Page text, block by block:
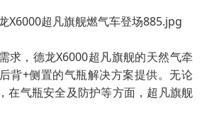
求，德龙X6000超凡旗舰的天然气牵
背+侧置的气瓶解决方案提供。无论
在气瓶安全及防护等方面，超凡旗舰